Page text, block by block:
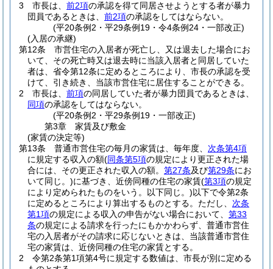
3
市長は、 前2項の承認を得て同居させようとする者が暴力
団員であるときは、 前2項の承認をしてはならない。
(平20条例2・平29条例19・令4条例24・一部改正)
(入居の承継)
第12条
市営住宅の入居者が死亡し、又は退去した場合にお
いて、その死亡時又は退去時に当該入居者と同居していた
者は、省令第12条に定めるところにより、市長の承認を受
けて、引き続き、当該市営住宅に居住することができる。
2
市長は、 前項の同居していた者が暴力団員であるときは、
同項の承認をしてはならない。
(平20条例2・平29条例19・一部改正)
第3章
家賃及び敷金
(家賃の決定等)
第13条
普通市営住宅の毎月の家賃は、毎年度、 次条第4項
に規定する収入の額(同条第5項の規定により更正された場
合には、その更正された収入の額。 第27条及び第29条にお
いて同じ。)に基づき、近傍同種の住宅の家賃(第3項の規定
により定められたものをいう。以下同じ。)以下で令第2条
に定めるところにより算出するものとする。 ただし、 次条
第1項の規定による収入の申告がない場合において、 第33
条の規定による請求を行ったにもかかわらず、普通市営住
宅の入居者がその請求に応じないときは、当該普通市営住
宅の家賃は、近傍同種の住宅の家賃とする。
2
令第2条第1項第4号に規定する数値は、市長が別に定める